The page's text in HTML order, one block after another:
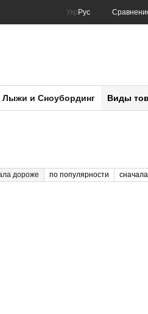
Укр Рус
Лыжи и Сноубординг Виды
дороже по популярности